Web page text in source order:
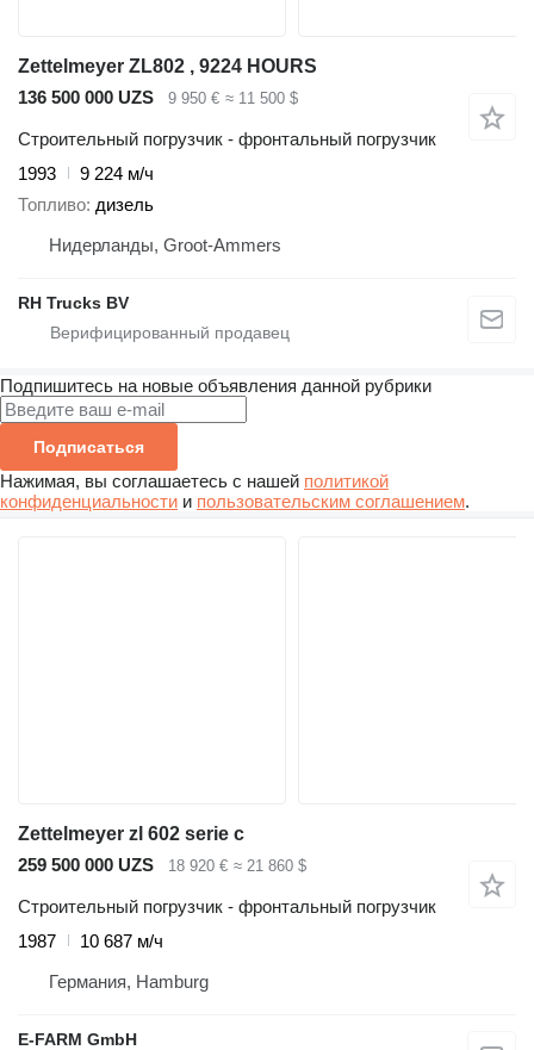
Zettelmeyer ZL802 , 9224 HOURS
136 500 000 UZS
9 950 € ≈ 11 500 $
Строительный погрузчик - фронтальный погрузчик
1993
9 224 м/ч
Топливо дизель
Нидерланды, Groot-Ammers
RH Trucks BV
Подпишитесь на новые объявления данной рубрики
Подписаться
Нажимая, вы соглашаетесь с нашей политикой
конфиденциальности и пользовательским соглашением.
Zettelmeyer zl 602 serie c
259 500 000 UZS
18 920 € ≈ 21 860 $
Строительный погрузчик - фронтальный погрузчик
1987
10 687 м/ч
Германия, Hamburg
E-FARM GmbH